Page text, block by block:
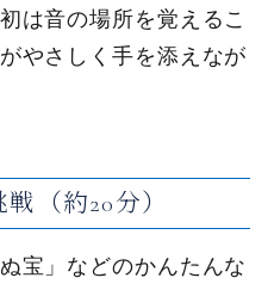
は音の場所を覚えるこ
やさしく手を添えなが
（約20分）
宝」などのかんたんな